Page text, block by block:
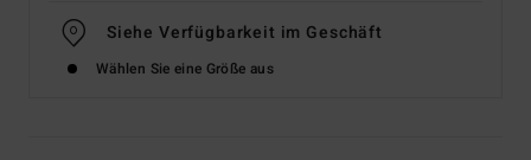
Siehe Verfügbarkeit im Geschäft
Wählen Sie eine Größe aus